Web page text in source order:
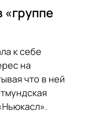
«группе
к себе
на
что в ней